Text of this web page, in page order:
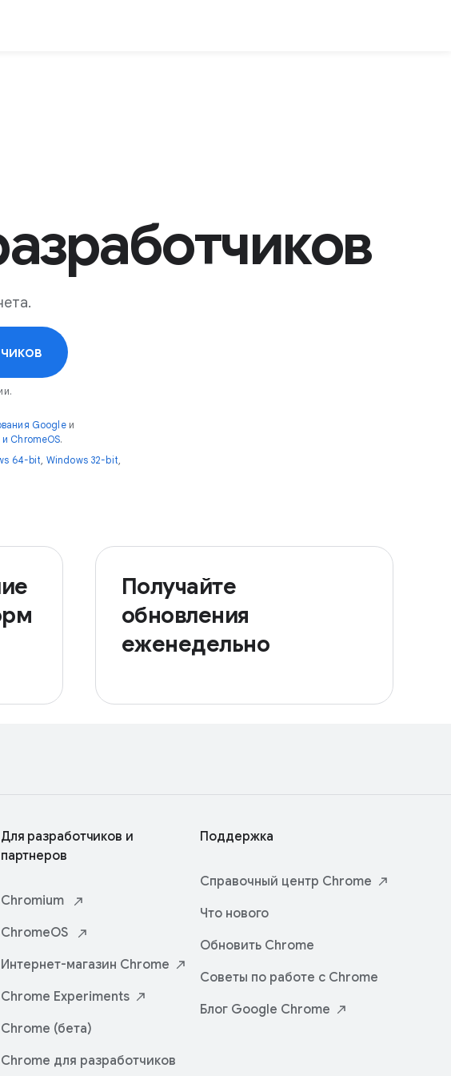
Googleи
ChromeOS.
64-bit, Windows 32-bit,
Получайте
обновления
еженедельно
Для разработчиков и
партнеров
Chromium
ChromeOS
Интернет-магазин Chrome
Chrome Experiments
Chrome (бета)
Chrome для разработчиков
Поддержка
Справочный центр Chrome
Что нового
Обновить Chrome
Советы по работе с Chrome
Блог Google Chrome